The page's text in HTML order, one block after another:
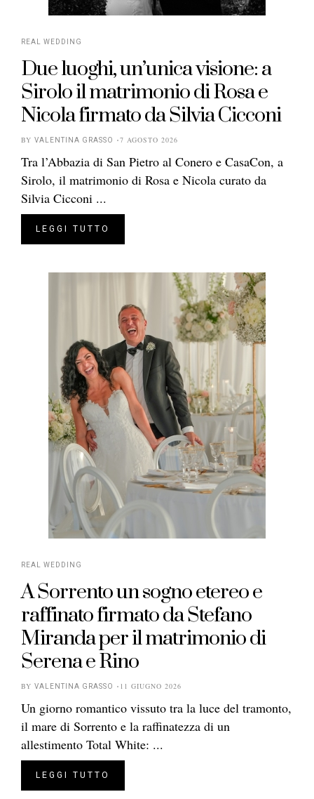
REAL WEDDING
Due luoghi, un’unica visione: a
Sirolo il matrimonio di Rosa e
Nicola firmato da Silvia Cicconi
BY VALENTINA GRASSO 7 AGOSTO 2026
Tra l’Abbazia di San Pietro al Conero e CasaCon, a
Sirolo, il matrimonio di Rosa e Nicola curato da
Silvia Cicconi ...
LEGGI TUTTO
REAL WEDDING
A Sorrento un sogno etereo e
raffinato firmato da Stefano
Miranda per il matrimonio di
Serena e Rino
BY VALENTINA GRASSO 11 GIUGNO 2026
Un giorno romantico vissuto tra la luce del tramonto,
il mare di Sorrento e la raffinatezza di un
allestimento Total White: ...
LEGGI TUTTO